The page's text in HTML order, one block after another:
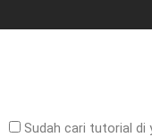
Sudah cari tutorial di